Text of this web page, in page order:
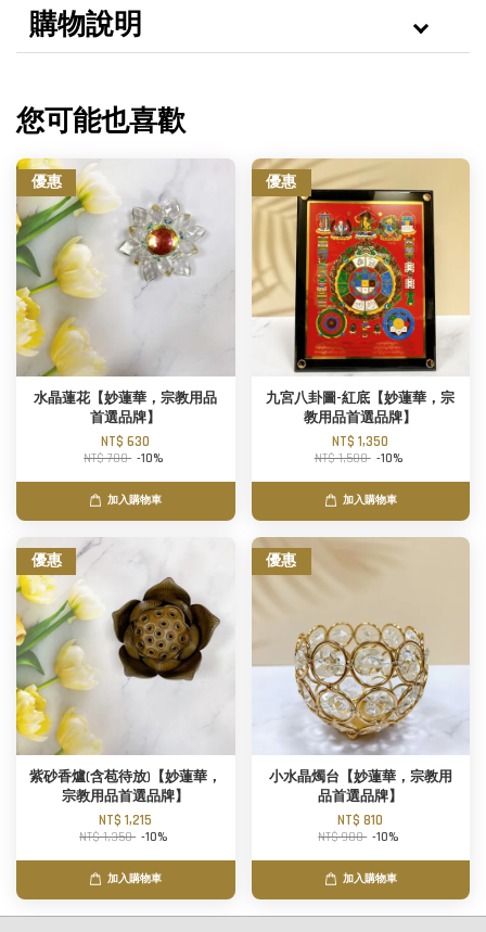
購物說明
您可能也喜歡
優惠
水晶蓮花【妙蓮華，宗教用品
首選品牌】
NT$ 630
NT$ 700 -10%
加入購物車
優惠
九宮八卦圖-紅底【妙蓮華，宗
教用品首選品牌】
NT$ 1,350
NT$ 1,500 -10%
加入購物車
優惠
紫砂香爐(含苞待放)【妙蓮華，
宗教用品首選品牌】
NT$ 1,215
NT$ 1,350 -10%
加入購物車
優惠
小水晶燭台【妙蓮華，宗教用
品首選品牌】
NT$ 810
NT$ 900 -10%
加入購物車